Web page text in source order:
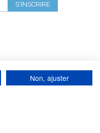
S'INSCRIRE
Non, ajuster